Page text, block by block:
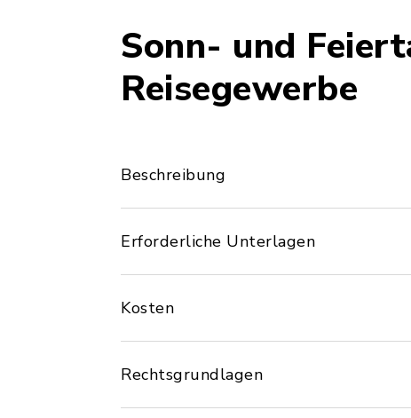
Sonn- und
Reisegewerbe
Beschreibung
Erforderliche Unterlagen
Kosten
Rechtsgrundlagen